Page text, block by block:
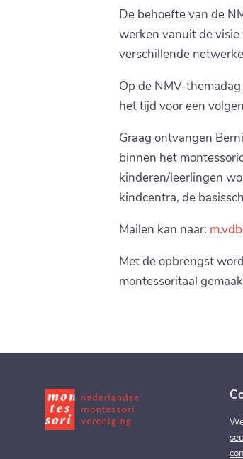
De behoefte van de
werken vanuit de visie
verschillende
Op de NMV-
het tijd voor een
Graag ontvangen
binnen het
kinderen/leerlingen
kindcentra, de
Mailen kan naar:
Met de opbrengst
montessoritaal